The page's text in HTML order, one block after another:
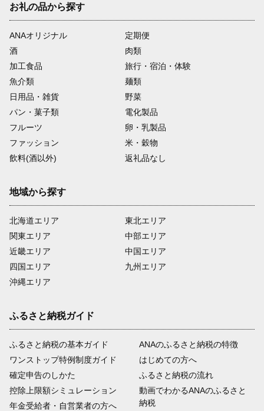
お礼の品から探す
ANAオリジナル
定期便
酒
肉類
加工食品
旅行・宿泊・体験
魚介類
麺類
日用品・雑貨
野菜
パン・菓子類
電化製品
フルーツ
卵・乳製品
ファッション
米・穀物
飲料(酒以外)
返礼品なし
地域から探す
北海道エリア
関東エリア
近畿エリア
四国エリア
沖縄エリア
東北エリア
中部エリア
中国エリア
九州エリア
ふるさと納税ガイド
ふるさと納税の基本ガイド
ワンストップ特例制度ガイド
確定申告のしかた
控除上限額シミュレーション
年金受給者・自営業者の方へ
ANAのふるさと納税の特徴
はじめての方へ
ふるさと納税の流れ
動画でわかるANAのふるさと
納税